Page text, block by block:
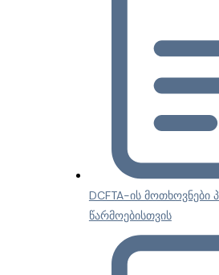
DCFTA-ის მოთხოვნები
წარმოებისთვის